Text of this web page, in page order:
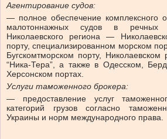
Агентирование судов:
— полное обеспечение комплексного
малотоннажных судов в
Николаевского региона —
порту, специализированном морском
Бугскомтморском порту, Николаевском
“Ника-Тера”, а также в Одесском,
Херсонском портах.
Услуги таможенного брокера:
— предоставление услуг
категорий грузов согласно
Украины и норм международного права.